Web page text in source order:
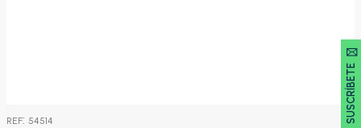
SUSCRÍBETE 🖂
: 54514